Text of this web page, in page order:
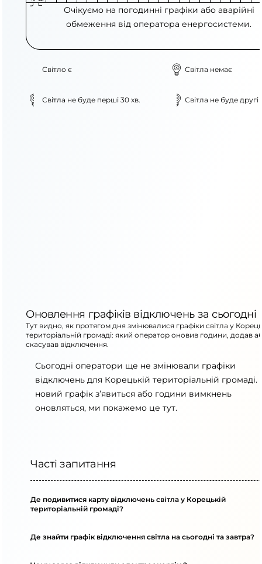
Очікуємо на погодинні графіки або аварійні
обмеження від оператора енергосистеми.
Світло є Світла немає
Світла не буде перші 30 хв. Світла не буде другі
Оновлення графіків відключень за сьогодні
Тут видно, як протягом дня змінювалися графіки світла у
територіальній громаді: який оператор оновив години, додав
скасував відключення.
Сьогодні оператори ще не змінювали графіки
відключень для Корецькій територіальній
новий графік з’явиться або години вимкнень
оновляться, ми покажемо це тут.
Часті запитання
Де подивитися карту відключень світла у Корецькій
територіальній громаді?
Де знайти графік відключення світла на сьогодні та завтра?